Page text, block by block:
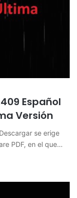
Español
Versión
se erige
PDF, en el que…